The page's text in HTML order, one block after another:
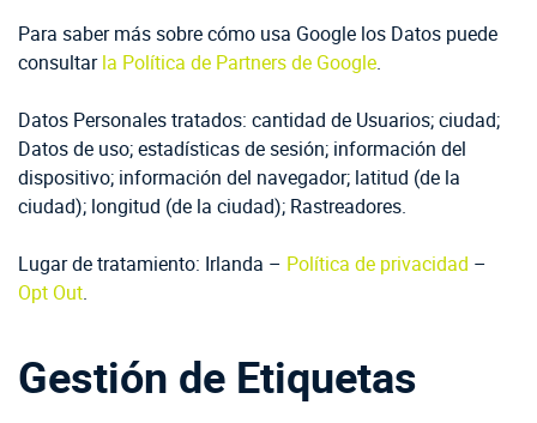
Para saber más sobre cómo usa Google los Datos puede
consultarla Política de Partners de Google.
Datos Personales tratados: cantidad de Usuarios; ciudad;
Datos de uso; estadísticas de sesión; información del
dispositivo; información del navegador; latitud (de la
ciudad); longitud (de la ciudad); Rastreadores.
Lugar de tratamiento: Irlanda – Política de privacidad –
Opt Out.
Gestión de Etiquetas